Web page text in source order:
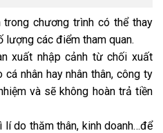
chương trình có thể thay
các điểm tham quan.
xuất nhập cảnh từ chối xuất
nhân hay nhân thân, công ty
và sẽ không hoàn trả tiền
do thăm thân, kinh doanh…để